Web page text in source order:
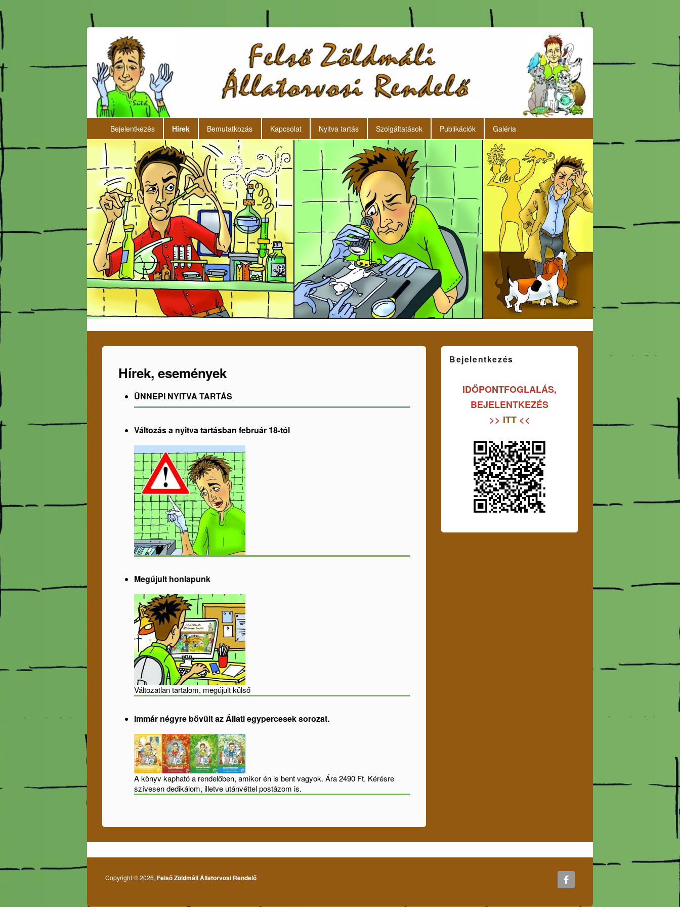
Bejelentkezés Hírek Bemutatkozás Kapcsolat Nyitva tartás Szolgáltatások Publikációk Galéria
Hírek, események
ÜNNEPI NYITVA TARTÁS
Változás a nyitva tartásban február 18-tól
Megújult honlapunk
Változatlan tartalom, megújult külső
Immár négyre bővült az Állati egypercesek sorozat.
A könyv kapható a rendelőben, amikor én is bent vagyok. Ára 2490 Ft. Kérésre
szívesen dedikálom, illetve utánvéttel postázom is.
Bejelentkezés
IDŐPONTFOGLALÁS,
BEJELENTKEZÉS
>> ITT<<
Copyright © 2026, Felső Zöldmáli Állatorvosi Rendelő